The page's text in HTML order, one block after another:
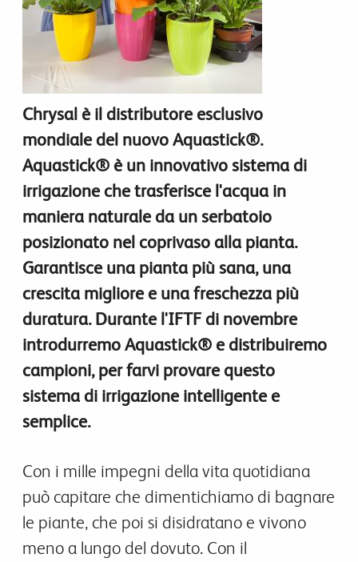
Chrysal è il distributore esclusivo
mondiale del nuovo Aquastick®.
Aquastick® è un innovativo sistema di
irrigazione che trasferisce l'acqua in
maniera naturale da un serbatoio
posizionato nel coprivaso alla pianta.
Garantisce una pianta più sana, una
crescita migliore e una freschezza più
duratura. Durante l'IFTF di novembre
introdurremo Aquastick® e distribuiremo
campioni, per farvi provare questo
sistema di irrigazione intelligente e
semplice.
Con i mille impegni della vita quotidiana
può capitare che dimentichiamo di bagnare
le piante, che poi si disidratano e vivono
meno a lungo del dovuto. Con il